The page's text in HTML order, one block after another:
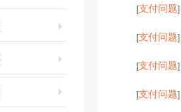
[支付问题]
[支付问题]
[支付问题]
[支付问题]